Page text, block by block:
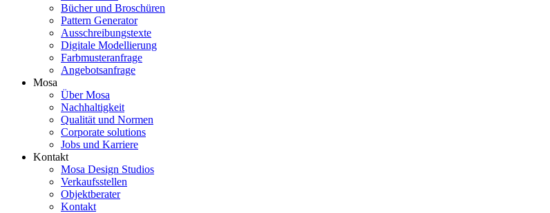
Bücher und Broschüren
Pattern Generator
Ausschreibungstexte
Digitale Modellierung
Farbmusteranfrage
Angebotsanfrage
Mosa
Über Mosa
Nachhaltigkeit
Qualität und Normen
Corporate solutions
Jobs und Karriere
Kontakt
Mosa Design Studios
Verkaufsstellen
Objektberater
Kontakt